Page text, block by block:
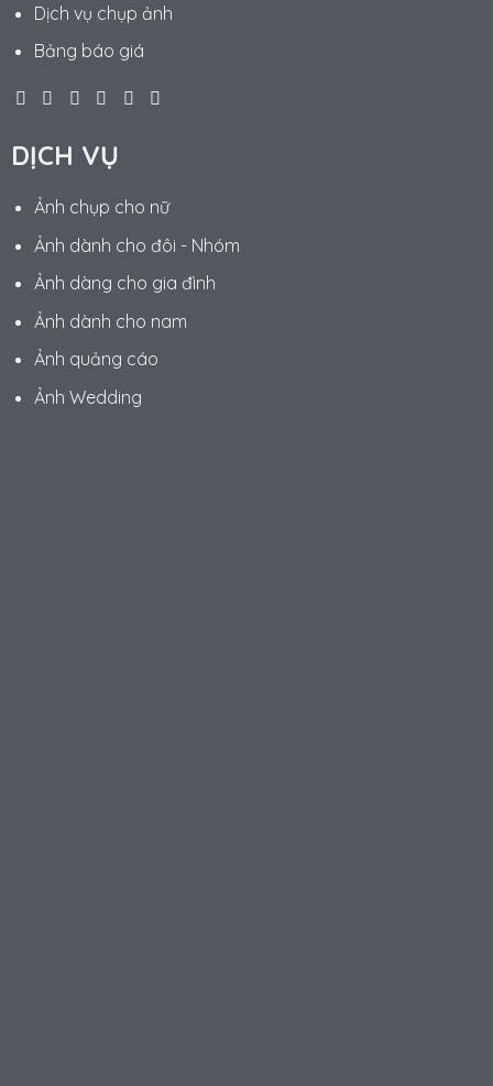
Dịch vụ chụp ảnh
Bảng báo giá
DỊCH VỤ
Ảnh chụp cho nữ
Ảnh dành cho đôi - Nhóm
Ảnh dàng cho gia đình
Ảnh dành cho nam
Ảnh quảng cáo
Ảnh Wedding